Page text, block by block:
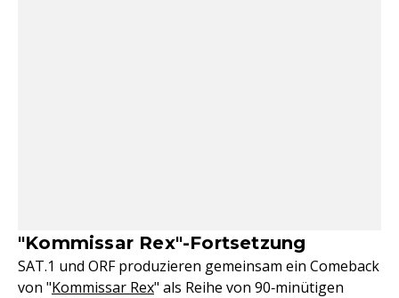
"Kommissar Rex"-Fortsetzung
SAT.1 und ORF produzieren gemeinsam ein Comeback
von "Kommissar Rex" als Reihe von 90‑minütigen